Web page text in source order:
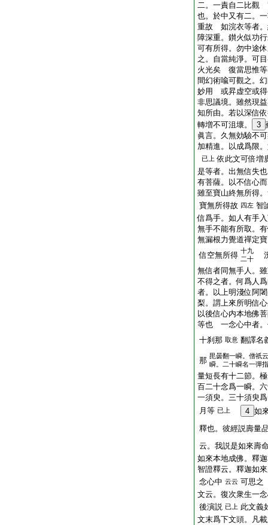
二。一責自二比觀
也。於中又有二。
重故 如浣衣等者。
障深重。鑚火似功
可有所得。勿中途
之。自當純淨。可
火光矣 復當思惟等
間幻術喩可觀之。
妙用 或昇虚空或得
非思議境。雖然現
知所由。若以深信
轉増不可沮壞。
3
眞言。久無効驗不
加精進。以成爲限
已上 依此文可倍
是等者。出無信失
有菩薩。以不信心
雖至寶山終無所得
寶無所得故 四左 智
信爲手。如人有手
無手不能有所取。
無漏根力覺道禪定
信空無所得 十九
二十
無信者同無手人。
不得之者。何爲人
者。以上明淺位阿
梨。謂上來所明信
以後信心内本地佛
等也 一念心中者。
十刹那 取意 翻譯名
那 毘曇翻一瞬。僧祇
瞬。二十瞬名一彈
量短長有十二節。
百二十念爲一瞬。
一須臾。三十須臾
月等 已上 4 如
釋也。彼經説壽量
云。我説是如來壽
如來本地成佛。釋
智證釋云。釋迦如
念心中 云云 可思之
文云。復次衆生一
後演説 已上 此文義
文末爲下文頭。凡